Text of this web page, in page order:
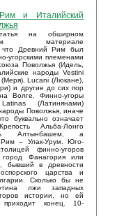
и Италийский
на обширном
материале
что Древний Рим был
угорскими племенами
Поволжья (Идель,
народы Vestini
Lucani (Люкане),
и другие до сих пор
Волге. Финно-угоры
(Латинянами)
Поволжья, иначе
буквально означает
Альба-Лонго
Алтынбашем, а
Рим – Улак-Урум. Юго-
финно-угоров
Фанагория или
бывший в древности
царства и
Сколько бы не
лжи западных
истории, но ей
конец. 10-